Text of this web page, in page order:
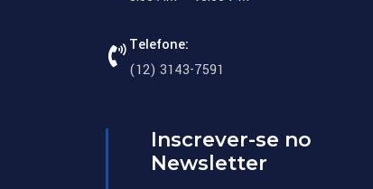
Telefone:
(12) 3143-7591
Inscrever-se no
Newsletter